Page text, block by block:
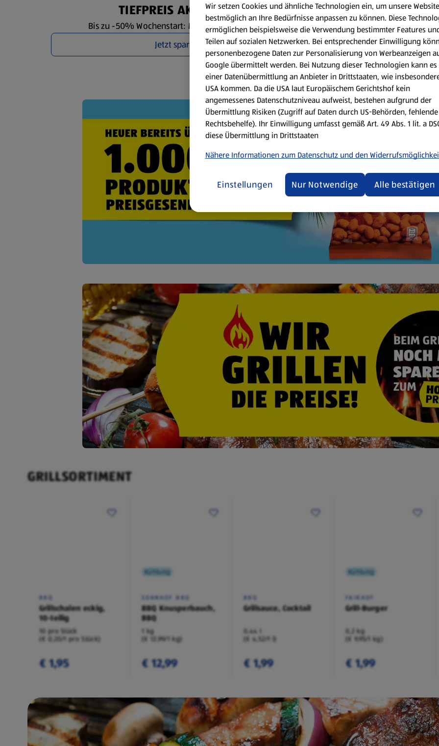
TIEFPREIS AKTIONEN
Bis zu -50% Wochenstart: Mo. 10.8. bis Mi. 12.8.
Jetzt sparen
HOFER
Immer zum
GRILLSORTIMENT
BBQ
Grillschalen eckig,
10-teilig
10 pro Stück
(€ 0,20/1 pro Stück)
€ 1,95
Kühlung
SONNHOF BBQ
BBQ Knusperbauch,
BBQ
1 kg
(€ 12,99/1 kg)
€ 12,99
BBQ
Grillsauce, Cocktail
0,44 l
(€ 4,52/1 l)
€ 1,99
Kühlung
FAIRHOF
Grill-Burger
0,2 kg
(€ 9,95/1 kg)
€ 1,99
Wir setzen Cookies und ähnliche Technologien ein, um unsere Website
bestmöglich an Ihre Bedürfnisse anpassen zu können. Diese
ermöglichen beispielsweise die Verwendung bestimmter Features
Teilen auf sozialen Netzwerken. Bei entsprechender Einwilligung
personenbezogene Daten zur Personalisierung von Werbeanzeigen
Google übermittelt werden. Bei Nutzung dieser Technologien kann es
einer Datenübermittlung an Anbieter in Drittstaaten, wie
USA kommen. Da die USA laut Europäischem Gerichtshof kein
angemessenes Datenschutzniveau aufweist, bestehen aufgrund der
Übermittlung Risiken (Zugriff auf Daten durch US-Behörden, fehlende
Rechtsbehelfe). Ihr Einwilligung umfasst gemäß Art. 49 Abs. 1 lit. a
diese Übermittlung in Drittstaaten
Nähere Informationen zum Datenschutz und den
Einstellungen Nur Notwendige Alle bestätigen